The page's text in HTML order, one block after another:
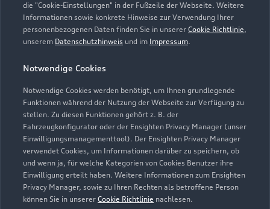
die "Cookie-Einstellungen" in der Fußzeile der Webseite. Weitere
Informationen sowie konkrete Hinweise zur Verwendung Ihrer
personenbezogenen Daten finden Sie in unserer Cookie Richtlinie,
unserem Datenschutzhinweis und im Impressum.
Notwendige Cookies
Notwendige Cookies werden benötigt, um Ihnen grundlegende
Funktionen während der Nutzung der Webseite zur Verfügung zu
stellen. Zu diesen Funktionen gehört z. B. der
Fahrzeugkonfigurator oder der Ensighten Privacy Manager (unser
Einwilligungsmanagementtool). Der Ensighten Privacy Manager
verwendet Cookies, um Informationen darüber zu speichern, ob
und wenn ja, für welche Kategorien von Cookies Benutzer ihre
Einwilligung erteilt haben. Weitere Informationen zum Ensighten
Privacy Manager, sowie zu Ihren Rechten als betroffene Person
können Sie in unserer Cookie Richtlinie nachlesen.
Service
Geschlossen,öffnet amMontag 07:30
Teile- und Zubehör
Geschlossen,öffnet am Montag 07:30
Zurück nach oben
Modelle